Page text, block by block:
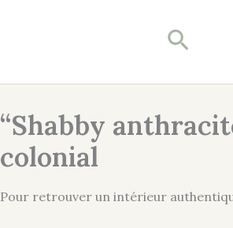
“Shabby
colonial
Pour retrouver un intérieur